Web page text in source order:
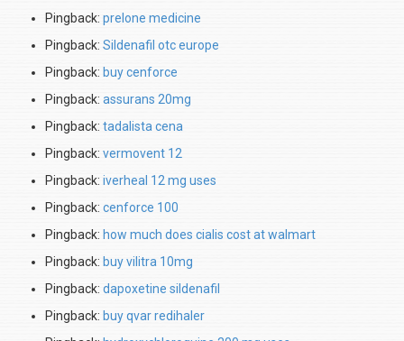
Pingback: prelone medicine
Pingback: Sildenafil otc europe
Pingback: buy cenforce
Pingback: assurans 20mg
Pingback: tadalista cena
Pingback: vermovent 12
Pingback: iverheal 12 mg uses
Pingback: cenforce 100
Pingback: how much does cialis cost at walmart
Pingback: buy vilitra 10mg
Pingback: dapoxetine sildenafil
Pingback: buy qvar redihaler